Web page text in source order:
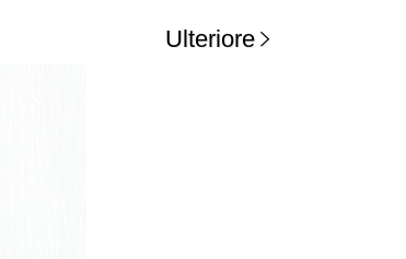
Ulteriore